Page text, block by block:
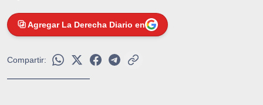
Agregar La Derecha Diario en
Compartir: